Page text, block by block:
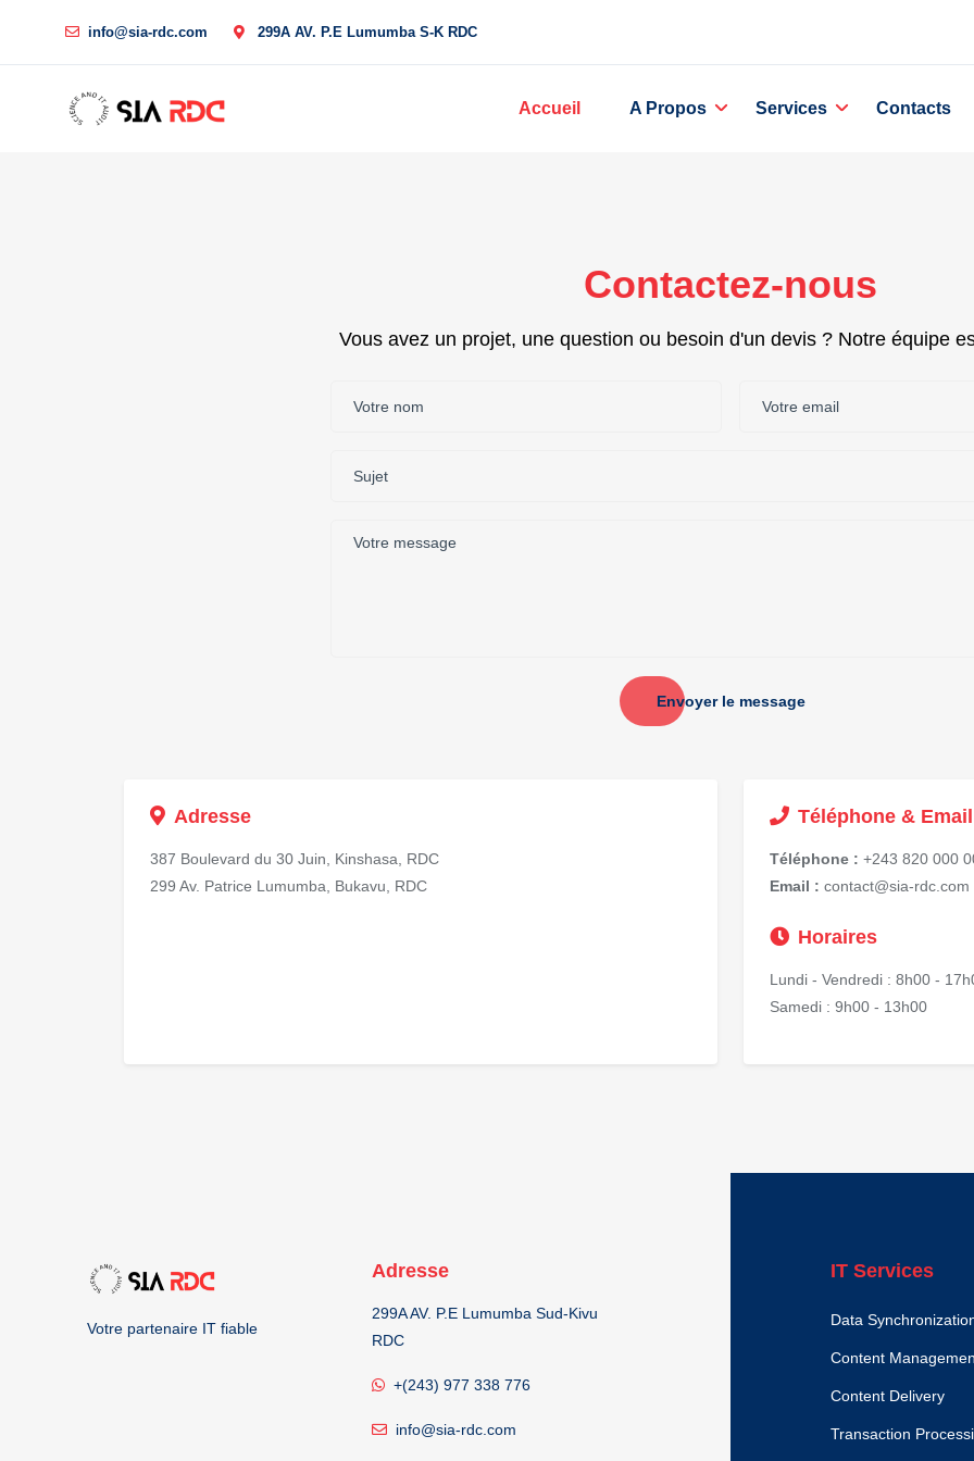
info@sia-rdc.com 299A AV. P.E Lumumba S-K RDC
Accueil A Propos Services Contacts
Contactez-nous
Vous avez un projet, une question ou besoin d'un devis ? Notre équipe
Envoyer le message
Adresse
387 Boulevard du 30 Juin, Kinshasa, RDC
299 Av. Patrice Lumumba, Bukavu, RDC
Téléphone & Email
Téléphone : +243 820 000
Email : contact@sia-rdc.com
Horaires
Lundi - Vendredi : 8h00 -
Samedi : 9h00 - 13h00
Votre partenaire IT fiable
Adresse
299A AV. P.E Lumumba Sud-Kivu
RDC
+(243) 977 338 776
info@sia-rdc.com
IT Services
Data
Content
Content Delivery
Transaction